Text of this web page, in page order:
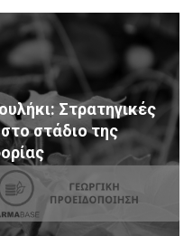
Στρατηγικές
στάδιο της